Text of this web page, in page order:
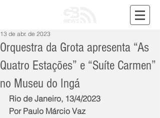
Orquestra da Grota apresenta “As
Quatro Estações” e “Suíte Carmen”
no Museu do Ingá
13 de abr. de 2023
Rio de Janeiro, 13/4/2023
Por Paulo Márcio Vaz